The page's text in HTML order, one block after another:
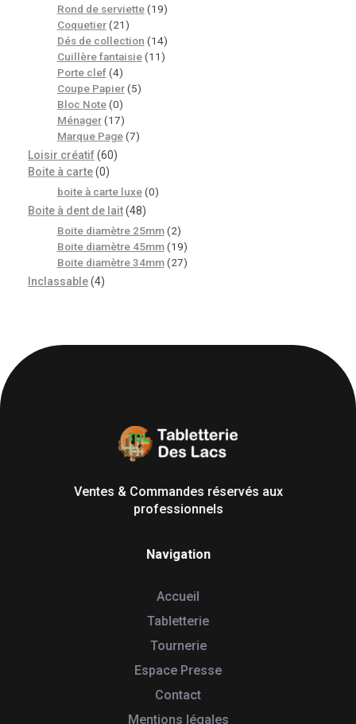
Rond de serviette (19)
Coquetier (21)
Dés de collection (14)
Cuillère fantaisie (11)
Porte clef (4)
Coupe Papier (5)
Bloc Note (0)
Ménager (17)
Marque Page (7)
Loisir créatif(60)
Boite à carte(0)
boite à carte luxe (0)
Boite à dent de lait(48)
Boite diamètre 25mm (2)
Boite diamètre 45mm (19)
Boite diamètre 34mm (27)
Inclassable(4)
Ventes & Commandes réservés aux
professionnels
Navigation
Accueil
Tabletterie
Tournerie
Espace Presse
Contact
Mentions légales